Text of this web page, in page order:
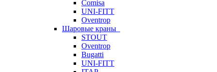
Comisa
UNI-FITT
Oventrop
Шаровые краны
STOUT
Oventrop
Bugatti
UNI-FITT